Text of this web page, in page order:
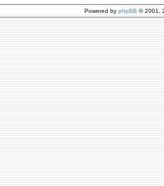
Powered by phpBB © 2001,